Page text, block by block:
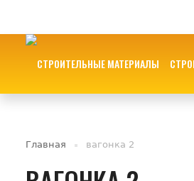
Главная вагонка 2